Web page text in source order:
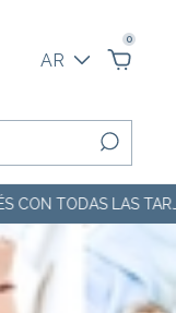
AR
0
LAS TARJETAS